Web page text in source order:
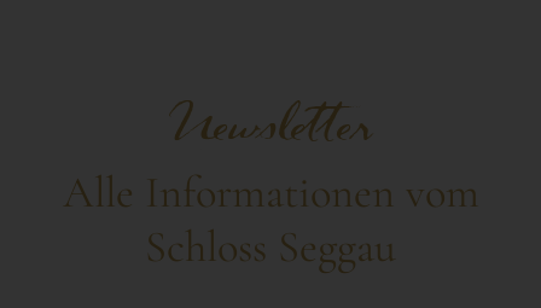
Newsletter
Alle Informationen vom
Schloss Seggau